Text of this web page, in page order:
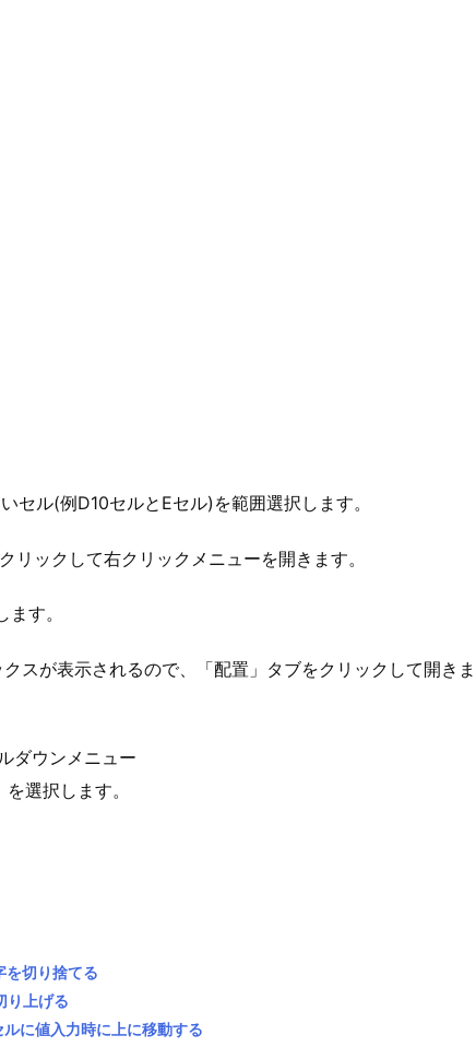
セル(例D10セルとEセル)を範囲選択します。
リックして右クリックメニューを開きます。
す。
スが表示されるので、「配置」タブをクリックして開きま
ダウンメニュー
選択します。
切り捨てる
り上げる
に値入力時に上に移動する